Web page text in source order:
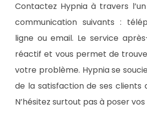
Contactez Hypnia à travers
communication suivants :
ligne ou email. Le service
réactif et vous permet de
votre problème. Hypnia se
de la satisfaction de ses clients
N’hésitez surtout pas à poser